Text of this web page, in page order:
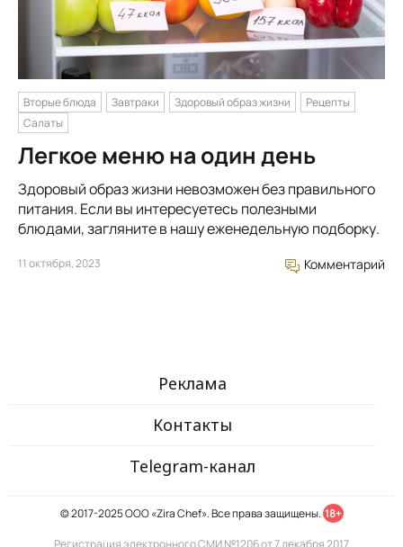
Вторые блюда Завтраки Здоровый образ жизни
Рецепты
Салаты
Легкое меню на один день
Здоровый образ жизни невозможен без правильного
питания. Если вы интересуетесь полезными
блюдами, загляните в нашу еженедельную подборку.
11 октября, 2023 Комментарий
Реклама
Контакты
Telegram-канал
© 2017-2025 ООО «Zira Chef». Все права защищены. 18+
Регистрация электронного СМИ №1206 от 7 декабря 2017